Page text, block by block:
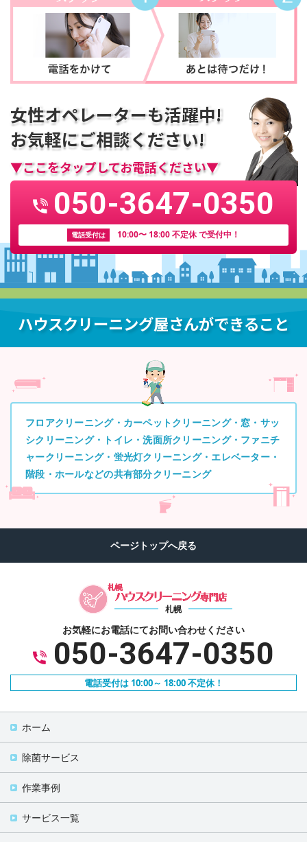
女性オペレーターも活躍中!
お気軽にご相談ください!
▼ここをタップしてお電話ください▼
050-3647-0350
電話受付は 10:00〜 18:00 不定休 で受付中！
ハウスクリーニング屋さんができること
フロアクリーニング・カーペットクリーニング・窓・サッ
シクリーニング・トイレ・洗面所クリーニング・ファニチ
ャークリーニング・蛍光灯クリーニング・エレベーター・
階段・ホールなどの共有部分クリーニング
札幌
お気軽にお電話にてお問い合わせください
050-3647-0350
電話受付は 10:00～ 18:00 不定休！
ホーム
除菌サービス
作業事例
サービス一覧